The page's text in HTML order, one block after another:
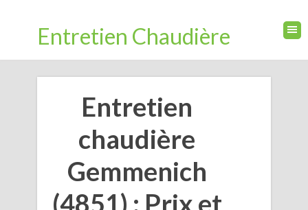
Entretien Chaudière
Entretien
chaudière
Gemmenich
(4851) : Prix et